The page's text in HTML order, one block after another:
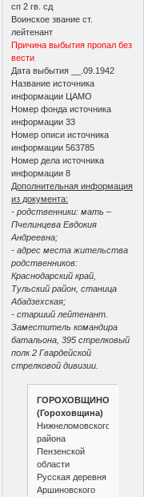
сп 2 гв. сд
Воинское звание ст.
лейтенант
Причина выбытия пропал без
вести
Дата выбытия __.09.1942
Название источника
информации ЦАМО
Номер фонда источника
информации 33
Номер описи источника
информации 563785
Номер дела источника
информации 8
Дополнительная информация
из документа:
- родственники: мать –
Пчелинцева Евдокия
Андреевна;
- адрес места жительства
родственников:
Краснодарский край,
Тульский район, станица
Абадзехская;
- старший лейтенант.
Заместитель командира
батальона, 395 стрелковый
полк 2 Гвардейской
стрелковой дивизии.
ГОРОХОВЩИНО
(Гороховщина)
Нижнеломовского
района
Пензенской
области
Русская деревня
Аршиновского